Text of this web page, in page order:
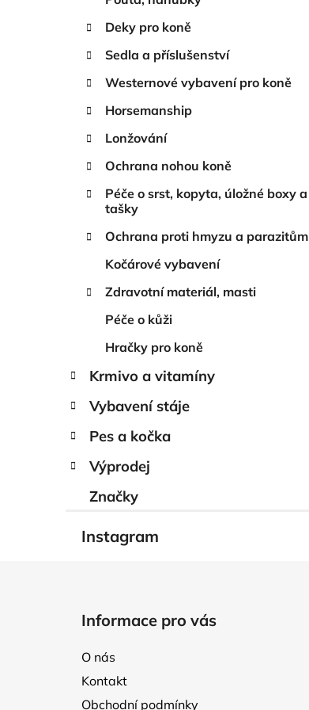
Deky pro koně
Sedla a příslušenství
Westernové vybavení pro koně
Horsemanship
Lonžování
Ochrana nohou koně
Péče o srst, kopyta, úložné boxy a
tašky
Ochrana proti hmyzu a parazitům
Kočárové vybavení
Zdravotní materiál, masti
Péče o kůži
Hračky pro koně
Krmivo a vitamíny
Vybavení stáje
Pes a kočka
Výprodej
Značky
Instagram
Informace pro vás
O nás
Kontakt
Obchodní podmínky